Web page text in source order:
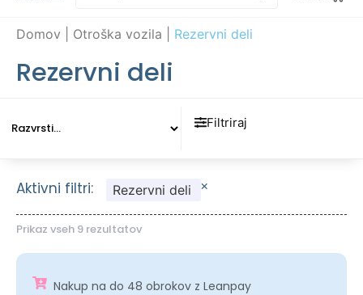
Domov Otroška vozila Rezervni deli
Rezervni deli
Filtriraj
Prikaz vseh 9 rezultatov
Aktivni filtri: Rezervni deli ×
Nakup na do 48 obrokov z Leanpay